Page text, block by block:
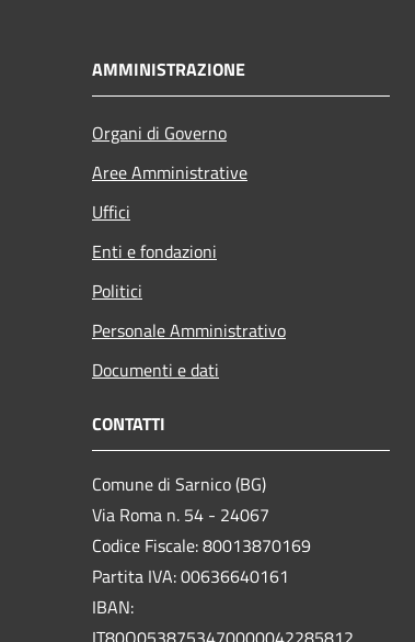
AMMINISTRAZIONE
Organi di Governo
Aree Amministrative
Uffici
Enti e fondazioni
Politici
Personale Amministrativo
Documenti e dati
CONTATTI
Comune di Sarnico (BG)
Via Roma n. 54 - 24067
Codice Fiscale: 80013870169
Partita IVA: 00636640161
IBAN: